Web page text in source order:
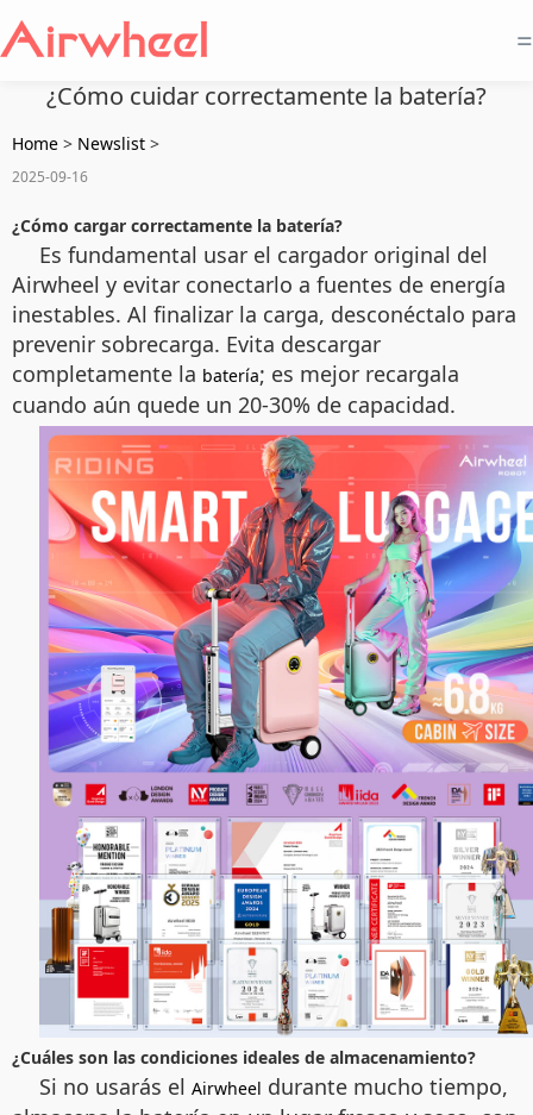
=
¿Cómo cuidar correctamente la batería?
Home > Newslist >
2025-09-16
¿Cómo cargar correctamente la batería?
Es fundamental usar el cargador original del
Airwheel y evitar conectarlo a fuentes de energía
inestables. Al finalizar la carga, desconéctalo para
prevenir sobrecarga. Evita descargar
completamente la batería; es mejor recargala
cuando aún quede un 20-30% de capacidad.
¿Cuáles son las condiciones ideales de almacenamiento?
Si no usarás el Airwheel durante mucho tiempo,